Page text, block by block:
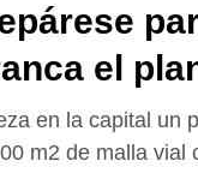
el
en la capital un
m2 de malla vial